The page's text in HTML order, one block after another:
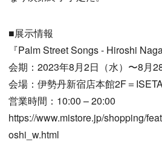
■展示情報
『Palm Street Songs - Hiroshi
会期：2023年8月2日（水）〜8月28
会場：伊勢丹新宿店本館2F＝
営業時間：10:00 – 20:00
https://www.mistore.jp/shopping/
oshi_w.html